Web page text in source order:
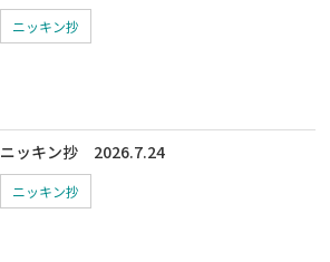
ニッキン抄
ニッキン抄 2026.7.24
ニッキン抄